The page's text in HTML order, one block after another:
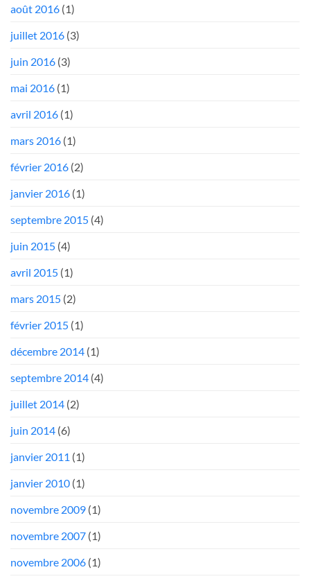
août 2016 (1)
juillet 2016 (3)
juin 2016 (3)
mai 2016 (1)
avril 2016 (1)
mars 2016 (1)
février 2016 (2)
janvier 2016 (1)
septembre 2015 (4)
juin 2015 (4)
avril 2015 (1)
mars 2015 (2)
février 2015 (1)
décembre 2014 (1)
septembre 2014 (4)
juillet 2014 (2)
juin 2014 (6)
janvier 2011 (1)
janvier 2010 (1)
novembre 2009 (1)
novembre 2007 (1)
novembre 2006 (1)